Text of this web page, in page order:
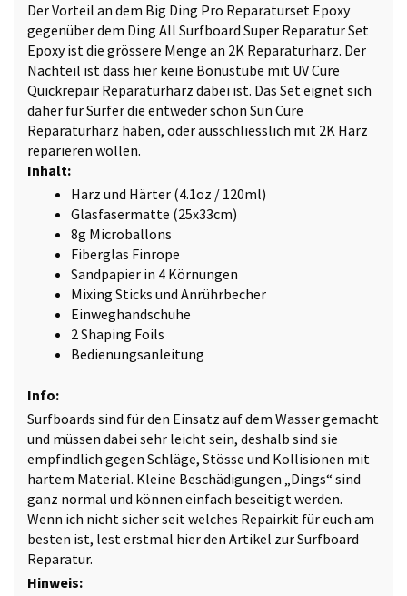
Der Vorteil an dem Big Ding Pro Reparaturset Epoxy
gegenüber dem Ding All Surfboard Super Reparatur Set
Epoxy ist die grössere Menge an 2K Reparaturharz. Der
Nachteil ist dass hier keine Bonustube mit UV Cure
Quickrepair Reparaturharz dabei ist. Das Set eignet sich
daher für Surfer die entweder schon Sun Cure
Reparaturharz haben, oder ausschliesslich mit 2K Harz
reparieren wollen.
Inhalt:
Harz und Härter (4.1oz / 120ml)
Glasfasermatte (25x33cm)
8g Microballons
Fiberglas Finrope
Sandpapier in 4 Körnungen
Mixing Sticks und Anrührbecher
Einweghandschuhe
2 Shaping Foils
Bedienungsanleitung
Info:
Surfboards sind für den Einsatz auf dem Wasser gemacht
und müssen dabei sehr leicht sein, deshalb sind sie
empfindlich gegen Schläge, Stösse und Kollisionen mit
hartem Material. Kleine Beschädigungen „Dings“ sind
ganz normal und können einfach beseitigt werden.
Wenn ich nicht sicher seit welches Repairkit für euch am
besten ist, lest erstmal hier den Artikel zurSurfboard
Reparatur.
Hinweis: